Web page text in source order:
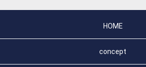
HOME
concept